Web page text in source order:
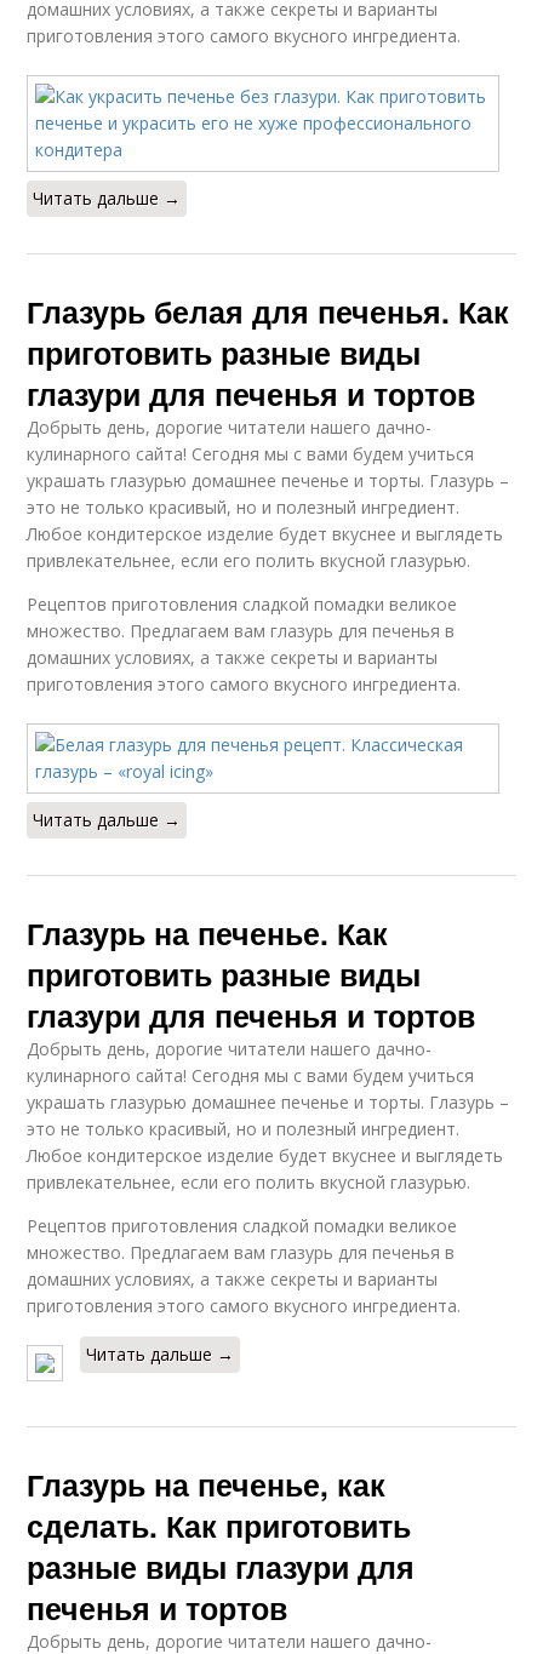
домашних условиях, а также секреты и варианты
приготовления этого самого вкусного ингредиента.
Читать дальше →
Глазурь белая для печенья. Как
приготовить разные виды
глазури для печенья и тортов
Добрыть день, дорогие читатели нашего дачно-
кулинарного сайта! Сегодня мы с вами будем учиться
украшать глазурью домашнее печенье и торты. Глазурь –
это не только красивый, но и полезный ингредиент.
Любое кондитерское изделие будет вкуснее и выглядеть
привлекательнее, если его полить вкусной глазурью.
Рецептов приготовления сладкой помадки великое
множество. Предлагаем вам глазурь для печенья в
домашних условиях, а также секреты и варианты
приготовления этого самого вкусного ингредиента.
Читать дальше →
Глазурь на печенье. Как
приготовить разные виды
глазури для печенья и тортов
Добрыть день, дорогие читатели нашего дачно-
кулинарного сайта! Сегодня мы с вами будем учиться
украшать глазурью домашнее печенье и торты. Глазурь –
это не только красивый, но и полезный ингредиент.
Любое кондитерское изделие будет вкуснее и выглядеть
привлекательнее, если его полить вкусной глазурью.
Рецептов приготовления сладкой помадки великое
множество. Предлагаем вам глазурь для печенья в
домашних условиях, а также секреты и варианты
приготовления этого самого вкусного ингредиента.
Читать дальше →
Глазурь на печенье, как
сделать. Как приготовить
разные виды глазури для
печенья и тортов
Добрыть день, дорогие читатели нашего дачно-